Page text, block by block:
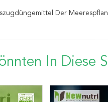
Der
In Diese